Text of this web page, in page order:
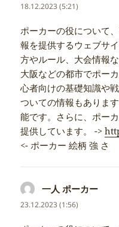
18.12.2023 (5:21)
ポーカーの役について
報を提供するウェブサ
方やルール、大会情報
大阪などの都市でポー
心者向けの基礎知識や
ついての情報もありま
能です。さらに、ポー
提供しています。 ->
<- ポーカー 絵柄 強 さ
一人 ポーカー
23.12.2023 (1:56)